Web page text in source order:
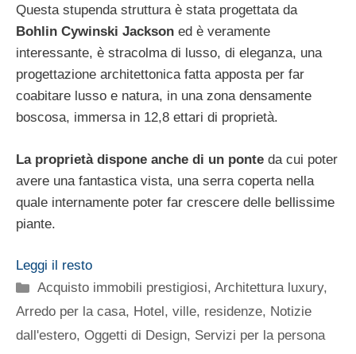
Questa stupenda struttura è stata progettata da
Bohlin Cywinski Jackson ed è veramente
interessante, è stracolma di lusso, di eleganza, una
progettazione architettonica fatta apposta per far
coabitare lusso e natura, in una zona densamente
boscosa, immersa in 12,8 ettari di proprietà.
La proprietà dispone anche di un ponte da cui poter
avere una fantastica vista, una serra coperta nella
quale internamente poter far crescere delle bellissime
piante.
Leggi il resto
Categorie
Acquisto immobili prestigiosi,Architettura luxury,
Arredo per la casa, Hotel, ville, residenze, Notizie
dall'estero, Oggetti di Design, Servizi per la persona